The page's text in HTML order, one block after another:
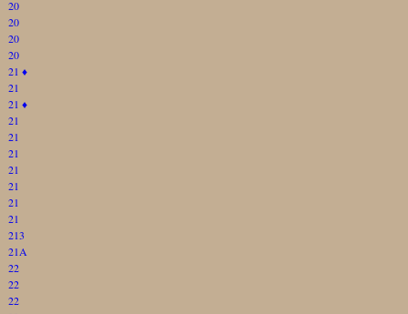
20
20
20
20
21 ♦
21
21 ♦
21
21
21
21
21
21
21
213
21A
22
22
22